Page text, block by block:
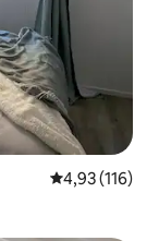
4,93 av 5 i
4,93 (116)